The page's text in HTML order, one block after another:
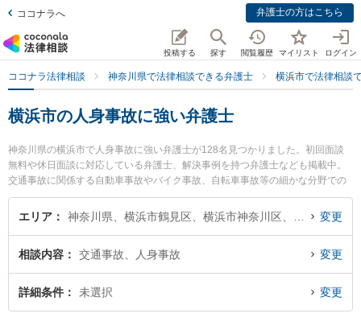
ココナラへ 弁護士の方はこちら
投稿する 探す 閲覧履歴 マイリスト ログイン
ココナラ法律相談 神奈川県で法律相談できる弁護士 横浜市で法律相談
横浜市の人身事故に強い弁護士
神奈川県の横浜市で人身事故に強い弁護士が128名見つかりました。初回面談
無料や休日面談に対応している弁護士、解決事例を持つ弁護士なども掲載中。
交通事故に関係する自動車事故やバイク事故、自転車事故等の細かな分野での
絞り込み検索もでき便利です。特に弁護士法人オリオン 法律事務所横浜支部の
吉田 佑介弁護士や法律事務所横濱アカデミアの大城 基樹弁護士、弁護士法人心
今すぐに弁護士に相談したい』『人身事故のトラブル解決の実績豊富な近くの
弁護士を検索したい』『初回相談無料で人身事故を法律相談できる横浜市内の
弁護士に相談予約したい』などでお困りの相談者さんにおすすめです。
エリア 変更
相談内容 交通事故、人身事故 変更
詳細条件 未選択 変更